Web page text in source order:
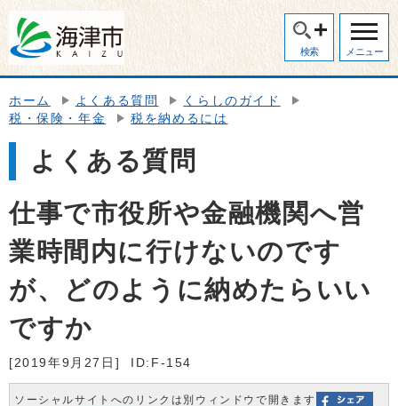
検索 メニュー
ホーム よくある質問
くらしのガイド
税・保険・年金
税を納めるには
よくある質問
仕事で市役所や金融機関へ営
業時間内に行けないのです
が、どのように納めたらいい
ですか
[2019年9月27日] ID:F-154
ソーシャルサイトへのリンクは別ウィンドウで開きます